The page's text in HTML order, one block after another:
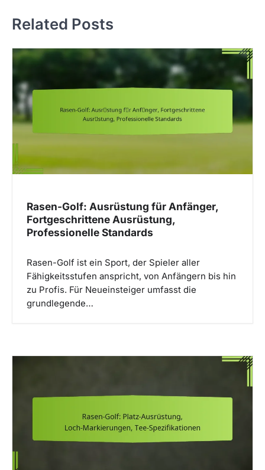
t
a
v
g
t
i
Related Posts
Rasen-Golf: Ausrüstung für Anfänger,
Fortgeschrittene Ausrüstung,
Professionelle Standards
Rasen-Golf ist ein Sport, der Spieler aller
Fähigkeitsstufen anspricht, von Anfängern bis hin
zu Profis. Für Neueinsteiger umfasst die
grundlegende…